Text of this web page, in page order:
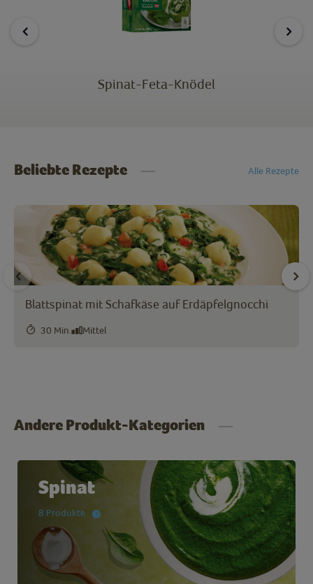
Spinat-Feta-Knödel
Beliebte Rezepte Alle Rezepte
Blattspinat mit Schafkäse auf Erdäpfelgnocchi
30 Min. Mittel
Andere Produkt-Kategorien
Spinat
8 Produkte